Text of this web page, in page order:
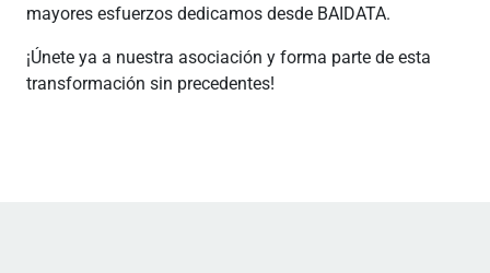
mayores esfuerzos dedicamos desde BAIDATA.
¡Únete ya a nuestra asociación y forma parte de esta
transformación sin precedentes!